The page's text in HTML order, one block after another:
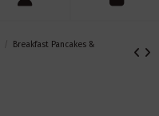
Breakfast Pancakes &